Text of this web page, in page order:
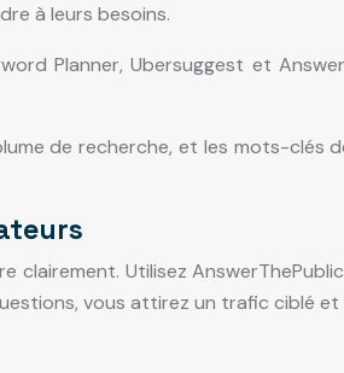
à leurs besoins.
Planner, Ubersuggest et
de recherche, et les mots-clés
Utilisez
vous attirez un trafic ciblé